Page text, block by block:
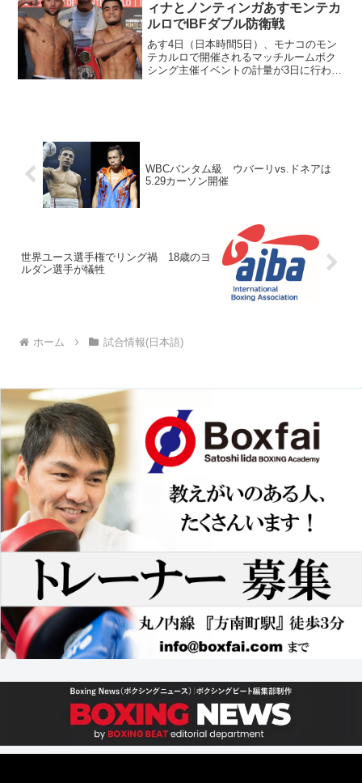
ィナとノンティンガあすモンテカ
ルロでIBFダブル防衛戦
あす4日（日本時間5日）、モナコのモン
テカルロで開催されるマッチルームボク
シング主催イベントの計量が3日に行われ
WBCバンタム級 ウバーリvs.ドネアは
5.29カーソン開催
世界ユース選手権でリング禍 18歳のヨ
ルダン選手が犠牲
ホーム 試合情報(日本語)